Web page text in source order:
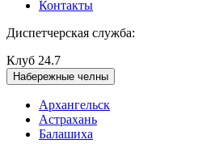
Контакты
Диспетчерская служба:
Клуб 24.7
Набережные челны
Архангельск
Астрахань
Балашиха